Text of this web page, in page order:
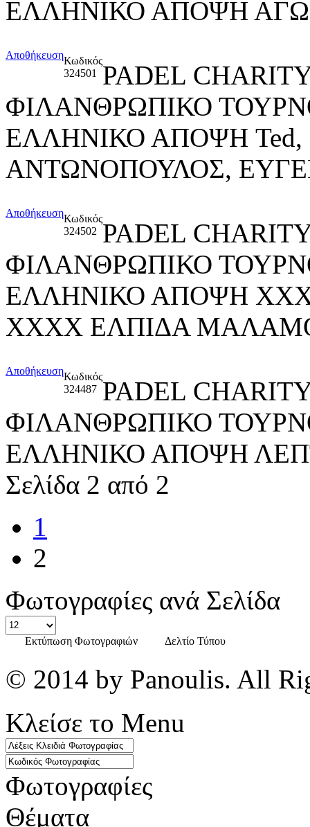
ΕΛΛΗΝΙΚΟ ΑΠΟΨΗ
ΑποθήκευσηΚωδικός
324501
PADEL
ΦΙΛΑΝΘΡΩΠΙΚΟ
ΕΛΛΗΝΙΚΟ ΑΠΟΨΗ
ΑΝΤΩΝΟΠΟΥΛΟΣ,
ΑποθήκευσηΚωδικός
324502 PADEL
ΦΙΛΑΝΘΡΩΠΙΚΟ
ΕΛΛΗΝΙΚΟ ΑΠΟΨΗ
ΧΧΧΧ ΕΛΠΙΔΑ
ΑποθήκευσηΚωδικός
324487 PADEL
ΦΙΛΑΝΘΡΩΠΙΚΟ
ΕΛΛΗΝΙΚΟ ΑΠΟΨΗ
Σελίδα 2 από 2
1
2
Φωτογραφίες ανά Σελίδα
Εκτύπωση Φωτογραφιών Δελτίο Τύπου
© 2014 by Panoulis. All
Κλείσε το Menu
Φωτογραφίες
Θέματα